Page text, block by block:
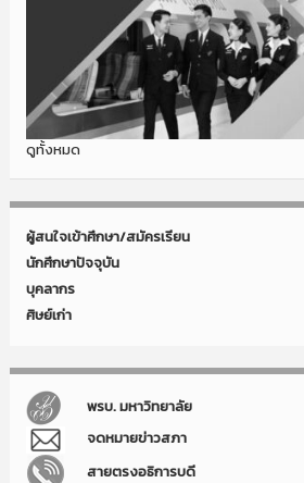
ดูทั้งหมด
ผู้สนใจเข้าศึกษา/สมัครเรียน
นักศึกษาปัจจุบัน
บุคลากร
ศิษย์เก่า
พรบ. มหาวิทยาลัย
จดหมายข่าวสภา
สายตรงอธิการบดี